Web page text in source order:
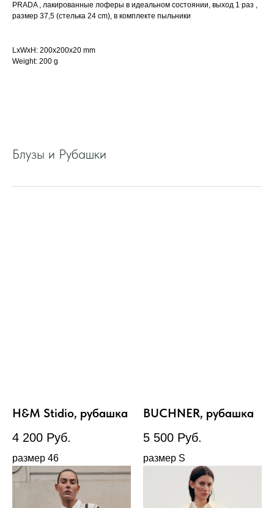
PRADA , лакированные лоферы в идеальном состоянии, выход 1 раз ,
размер 37,5 (стелька 24 cm), в комплекте пыльники
LxWxH: 200x200x20 mm
Weight: 200 g
Блузы и Рубашки
H&M Stidio, рубашка
4 200 Руб.
размер 46
BUCHNER, рубашка
5 500 Руб.
размер S